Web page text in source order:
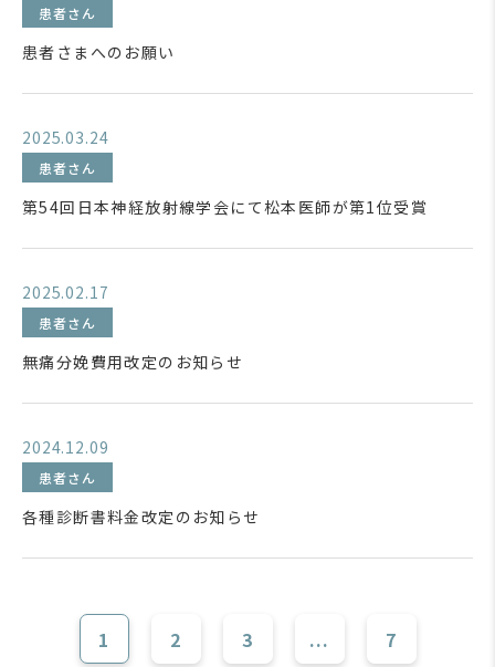
患者さん
患者さまへのお願い
2025.03.24
患者さん
第54回日本神経放射線学会にて松本医師が第1位受賞
2025.02.17
患者さん
無痛分娩費用改定のお知らせ
2024.12.09
患者さん
各種診断書料金改定のお知らせ
1 2 3 ... 7